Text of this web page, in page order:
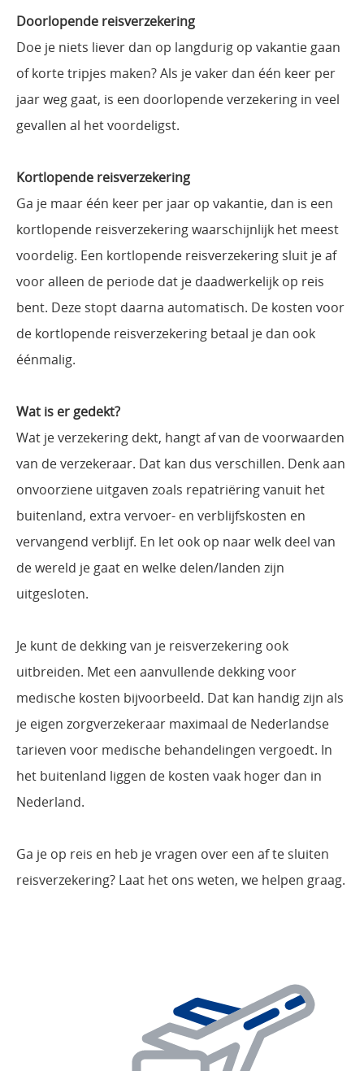
Doorlopende reisverzekering
Doe je niets liever dan op langdurig op vakantie gaan
of korte tripjes maken? Als je vaker dan één keer per
jaar weg gaat, is een doorlopende verzekering in veel
gevallen al het voordeligst.
Kortlopende reisverzekering
Ga je maar één keer per jaar op vakantie, dan is een
kortlopende reisverzekering waarschijnlijk het meest
voordelig. Een kortlopende reisverzekering sluit je af
voor alleen de periode dat je daadwerkelijk op reis
bent. Deze stopt daarna automatisch. De kosten voor
de kortlopende reisverzekering betaal je dan ook
éénmalig.
Wat is er gedekt?
Wat je verzekering dekt, hangt af van de voorwaarden
van de verzekeraar. Dat kan dus verschillen. Denk aan
onvoorziene uitgaven zoals repatriëring vanuit het
buitenland, extra vervoer- en verblijfskosten en
vervangend verblijf. En let ook op naar welk deel van
de wereld je gaat en welke delen/landen zijn
uitgesloten.
Je kunt de dekking van je reisverzekering ook
uitbreiden. Met een aanvullende dekking voor
medische kosten bijvoorbeeld. Dat kan handig zijn als
je eigen zorgverzekeraar maximaal de Nederlandse
tarieven voor medische behandelingen vergoedt. In
het buitenland liggen de kosten vaak hoger dan in
Nederland.
Ga je op reis en heb je vragen over een af te sluiten
reisverzekering? Laat het ons weten, we helpen graag.